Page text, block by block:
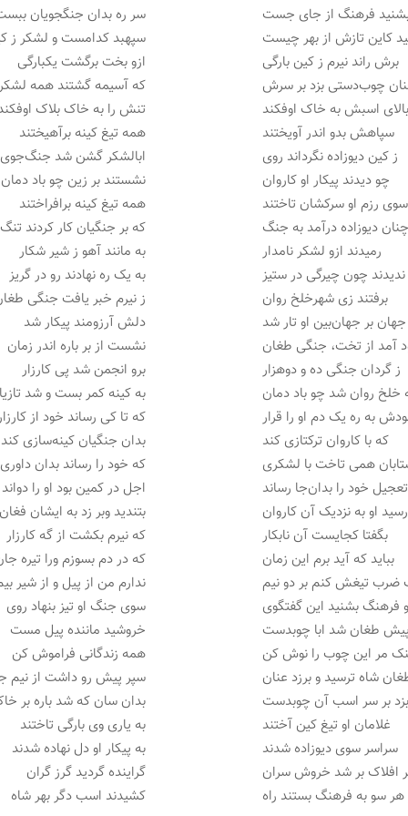
فرهنگ از جای جست
سر ره بدان جنگجویان
کاین تازش از بهر چیست
سپهبد کدامست و لشکر ز
برش راند نیرم ز کین بارگی
ازو بخت برگشت یکبارگی
چوب‌دستی بزد بر سرش
که آسیمه گشتند همه
اسبش به خاک اوفکند
تنش را به خاک بلاک
سپاهش بدو اندر آویختند
همه تیغ کینه برآهیختند
ز کین دیوزاده نگرداند روی
ابالشکر گشن شد جنگ‌جوی
چو دیدند پیکار او کاروان
نشستند بر زین چو باد دمان
سوی رزم او سرکشان تاختند
همه تیغ کینه برافراختند
چنان دیوزاده درآمد به جنگ
که بر جنگیان کار کردند تنگ
رمیدند ازو لشکر نامدار
به مانند آهو ز شیر شکار
ندیدند چون چیرگی در ستیز
به یک ره نهادند رو در گریز
برفتند زی شهرخلخ روان
ز نیرم خبر یافت جنگی
جهان بر جهان‌بین او تار شد
دلش آرزومند پیکار شد
آمد از تخت، جنگی طغان
نشست از بر باره اندر زمان
ز گردان جنگی ده و دوهزار
برو انجمن شد پی کارزار
خلخ روان شد چو باد دمان
به کینه کمر بست و شد
به ره یک دم او را قرار
که تا کی رساند خود از
که با کاروان ترکتازی کند
بدان جنگیان کینه‌سازی کند
همی تاخت با لشکری
که خود را رساند بدان داوری
خود را بدان‌جا رساند
اجل در کمین بود او را دواند
رسید او به نزدیک آن کاروان
بتندید وبر زد به ایشان فغان
بگفتا کجایست آن نابکار
که نیرم بکشت از گه کارزار
بباید که آید برم این زمان
که در دم بسوزم ورا تیره
ضرب تیغش کنم بر دو نیم
ندارم من از پیل و از شیر
فرهنگ بشنید این گفتگوی
سوی جنگ او تیز بنهاد روی
طغان شد ابا چوبدست
خروشید ماننده پیل مست
مر این چوب را نوش کن
همه زندگانی فراموش کن
شاه ترسید و برزد عنان
سپر پیش رو داشت از نیم
بزد بر سر اسب آن چوبدست
بدان سان که شد باره بر
غلامان او تیغ کین آختند
به یاری وی بارگی تاختند
سراسر سوی دیوزاده شدند
به پیکار او دل نهاده شدند
افلاک بر شد خروش سران
گراینده گردید گرز گران
هر سو به فرهنگ بستند راه
کشیدند اسب دگر بهر شاه